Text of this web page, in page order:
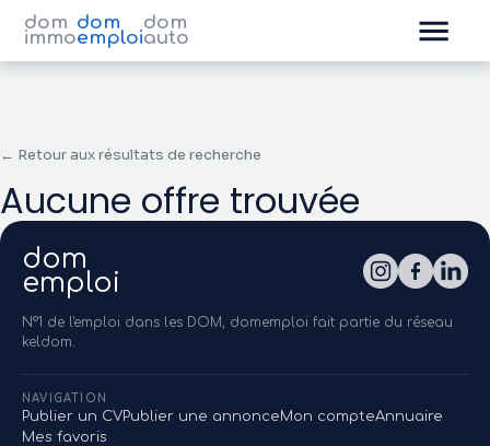
dom
immo
dom
emploi
dom
auto
← Retour aux résultats de recherche
Aucune offre trouvée
dom
emploi
N°1 de l'emploi dans les DOM, domemploi fait partie du réseau
keldom.
NAVIGATION
Publier un CVPublier une annonceMon compteAnnuaire
Mes favoris